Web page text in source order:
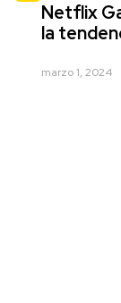
Netflix
la
marzo 1, 2024